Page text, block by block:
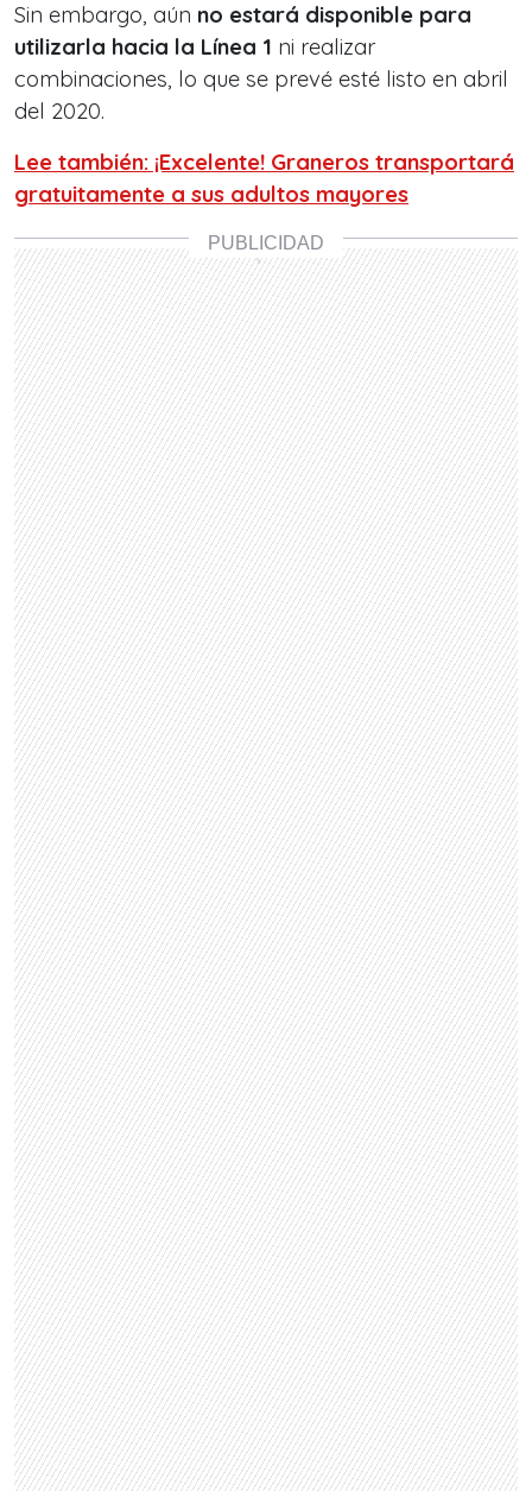
Sin embargo, aún no estará disponible para
utilizarla hacia la Línea 1 ni realizar
combinaciones, lo que se prevé esté listo en abril
del 2020.
Lee también: ¡Excelente! Graneros transportará
gratuitamente a sus adultos mayores